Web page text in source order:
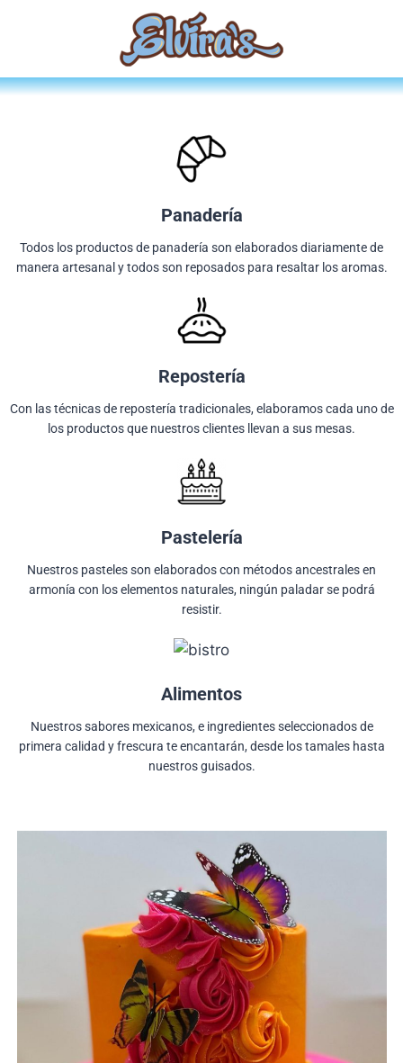
Panadería
Todos los productos de panadería son elaborados diariamente de
manera artesanal y todos son reposados para resaltar los aromas.
Repostería
Con las técnicas de repostería tradicionales, elaboramos cada uno de
los productos que nuestros clientes llevan a sus mesas.
Pastelería
Nuestros pasteles son elaborados con métodos ancestrales en
armonía con los elementos naturales, ningún paladar se podrá
resistir.
Alimentos
Nuestros sabores mexicanos, e ingredientes seleccionados de
primera calidad y frescura te encantarán, desde los tamales hasta
nuestros guisados.